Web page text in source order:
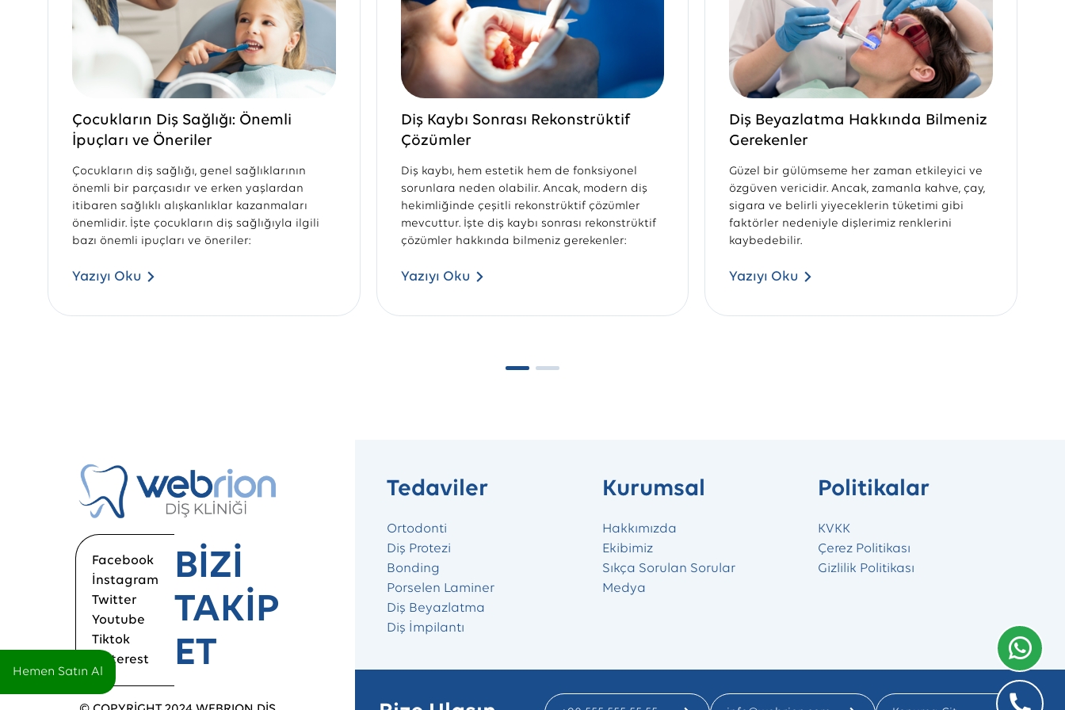
Çocukların Diş Sağlığı: Önemli
İpuçları ve Öneriler
Çocukların diş sağlığı, genel sağlıklarının
önemli bir parçasıdır ve erken yaşlardan
itibaren sağlıklı alışkanlıklar kazanmaları
önemlidir. İşte çocukların diş sağlığıyla ilgili
bazı önemli ipuçları ve öneriler:
Yazıyı Oku
Diş Kaybı Sonrası Rekonstrüktif
Çözümler
Diş kaybı, hem estetik hem de fonksiyonel
sorunlara neden olabilir. Ancak, modern diş
hekimliğinde çeşitli rekonstrüktif çözümler
mevcuttur. İşte diş kaybı sonrası rekonstrüktif
çözümler hakkında bilmeniz gerekenler:
Yazıyı Oku
Diş Beyazlatma Hakkında Bilmeniz
Gerekenler
Güzel bir gülümseme her zaman etkileyici ve
özgüven vericidir. Ancak, zamanla kahve, çay,
sigara ve belirli yiyeceklerin tüketimi gibi
faktörler nedeniyle dişlerimiz renklerini
kaybedebilir.
Yazıyı Oku
Facebook
İnstagram
Twitter
Youtube
Tiktok
Pinterest
BİZİ
TAKİP
ET
Tedaviler
Ortodonti
Diş Protezi
Bonding
Porselen Laminer
Diş Beyazlatma
Diş İmpilantı
Kurumsal
Hakkımızda
Ekibimiz
Sıkça Sorulan Sorular
Medya
Politikalar
KVKK
Çerez Politikası
Gizlilik Politikası
Hemen Satın Al